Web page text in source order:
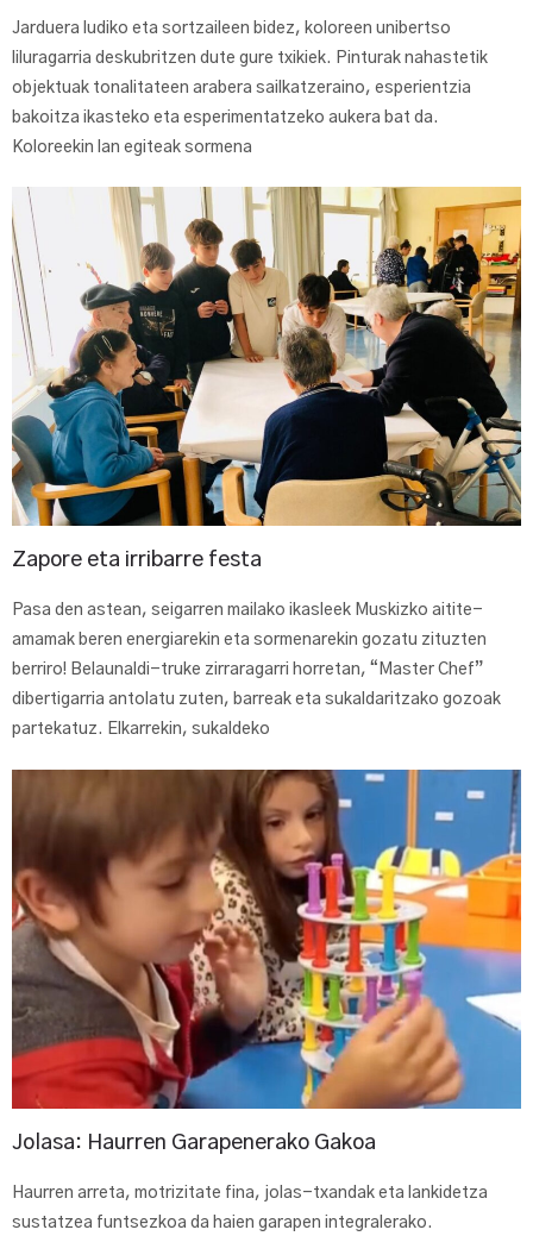
Jarduera ludiko eta sortzaileen bidez, koloreen unibertso
liluragarria deskubritzen dute gure txikiek. Pinturak nahastetik
objektuak tonalitateen arabera sailkatzeraino, esperientzia
bakoitza ikasteko eta esperimentatzeko aukera bat da.
Koloreekin lan egiteak sormena
Zapore eta irribarre festa
Pasa den astean, seigarren mailako ikasleek Muskizko aitite-
amamak beren energiarekin eta sormenarekin gozatu zituzten
berriro! Belaunaldi-truke zirraragarri horretan, “Master Chef”
dibertigarria antolatu zuten, barreak eta sukaldaritzako gozoak
partekatuz. Elkarrekin, sukaldeko
Jolasa: Haurren Garapenerako Gakoa
Haurren arreta, motrizitate fina, jolas-txandak eta lankidetza
sustatzea funtsezkoa da haien garapen integralerako.